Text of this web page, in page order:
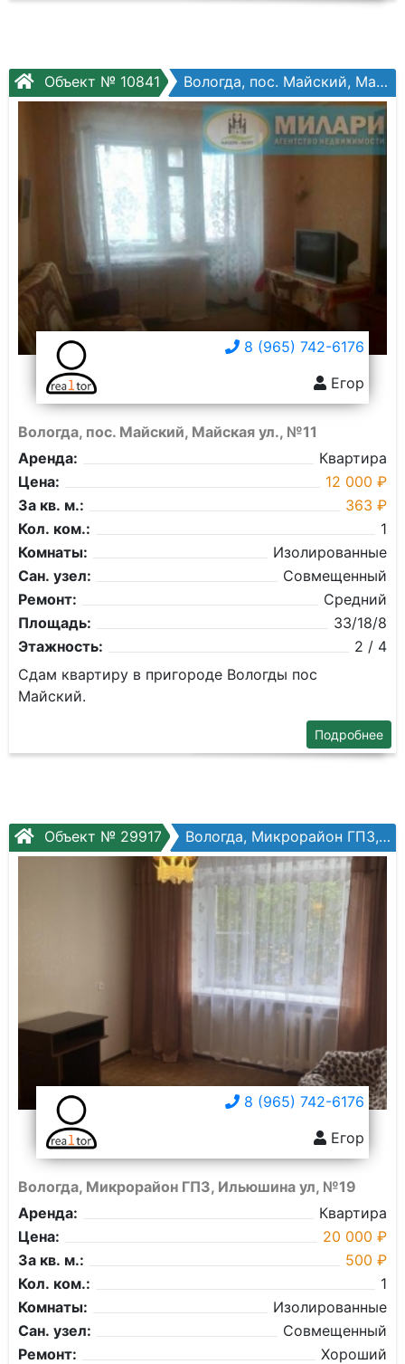
Объект № 10841 Вологда, пос. Майский, Майская ул., №11
8 (965) 742-6176
Егор
Вологда, пос. Майский, Майская ул., №11
Аренда:
Квартира
Цена:
12 000 ₽
За кв. м.:
363 ₽
Кол. ком.:
1
Комнаты:
Изолированные
Сан. узел:
Совмещенный
Ремонт:
Средний
Площадь:
33/18/8
Этажность:
2 / 4
Сдам квартиру в пригороде Вологды пос
Майский.
Подробнее
Объект № 29917 Вологда, Микрорайон ГПЗ, Ильюшина ул, №19
8 (965) 742-6176
Егор
Вологда, Микрорайон ГПЗ, Ильюшина ул, №19
Аренда:
Квартира
Цена:
20 000 ₽
За кв. м.:
500 ₽
Кол. ком.:
1
Комнаты:
Изолированные
Сан. узел:
Совмещенный
Ремонт:
Хороший